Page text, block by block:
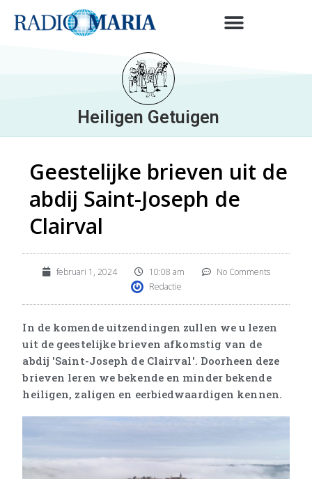
Heiligen Getuigen
Geestelijke brieven uit de
abdij Saint-Joseph de
Clairval
februari 1, 2024 10:08 am
No Comments
Redactie
In de komende uitzendingen zullen we u lezen
uit de geestelijke brieven afkomstig van de
abdij 'Saint-Joseph de Clairval'. Doorheen deze
brieven leren we bekende en minder bekende
heiligen, zaligen en eerbiedwaardigen kennen.